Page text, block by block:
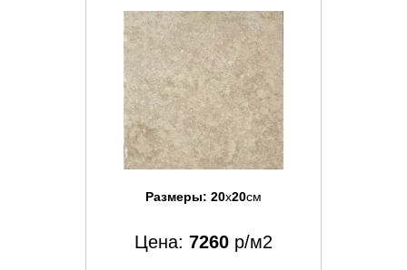
Размеры: 20x20см
Цена: 7260 р/м2